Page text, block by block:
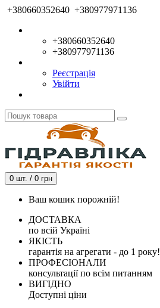
+380660352640 +380977971136
+380660352640
+380977971136
Реєстрація
Увійти
0 шт. / 0 грн
Ваш кошик порожній!
ДОСТАВКА
по всій Україні
ЯКІСТЬ
гарантія на агрегати - до 1 року!
ПРОФЕСІОНАЛИ
консультації по всім питанням
ВИГІДНО
Доступні ціни